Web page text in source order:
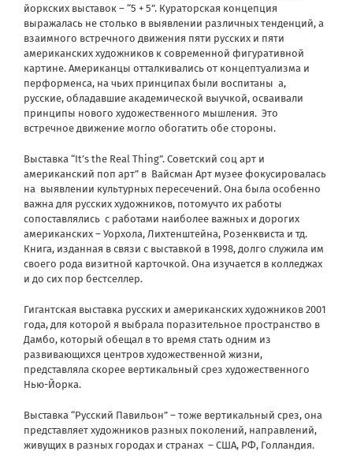
йоркских выставок – “5 + 5”. Кураторская концепция
выражалась не столько в выявлении различных тенденций, а
взаимного встречного движения пяти русских и пяти
американских художников к современной фигуративной
картине. Американцы отталкивались от концептуализма и
перформенса, на чьих принципах были воспитаны а,
русские, обладавшие академической выучкой, осваивали
принципы нового художественного мышления. Это
встречное движение могло обогатить обе стороны.
Выставка “It’s the Real Thing”. Советский соц арт и
американский поп арт” в Вайсман Арт музее фокусировалась
на выявлении культурных пересечений. Она была особенно
важна для русских художников, потомучто их работы
сопоставлялись с работами наиболее важных и дорогих
американских – Уорхола, Лихтенштейна, Розенквиста и тд.
Книга, изданная в связи с выставкой в 1998, долго служила им
своего рода визитной карточкой. Она изучается в колледжах
и до сих пор бестселлер.
Гигантская выставка русских и американских художников 2001
года, для которой я выбрала поразительное пространство в
Дамбо, который обещал в то время стать одним из
развивающихся центров художественной жизни,
представляла скорее вертикальный срез художественного
Нью-Йорка.
Выставка “Русский Павильон” – тоже вертикальный срез, она
представляет художников разных поколений, направлений,
живущих в разных городах и странах – США, РФ, Голландия.